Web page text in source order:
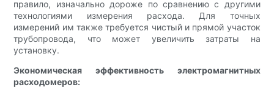
правило, изначально дороже по сравнению с другими
технологиями измерения расхода. Для точных
измерений им также требуется чистый и прямой участок
трубопровода, что может увеличить затраты на
установку.
Экономическая эффективность электромагнитных
расходомеров: